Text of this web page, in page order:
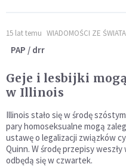
15 lat temu WIADOMOŚCI ZE ŚWIATA
PAP / drr
Geje i lesbijki
w Illinois
Illinois stało się w środę
pary homoseksualne mogą
ustawę o legalizacji związków
Quinn. W środę przepisy
odbędą się w czwartek.